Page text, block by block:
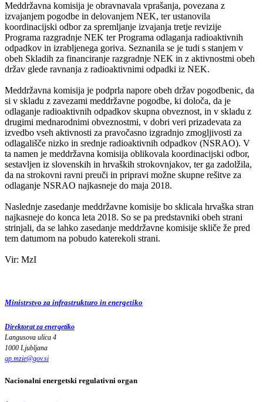
Meddržavna komisija je obravnavala vprašanja, povezana z
izvajanjem pogodbe in delovanjem NEK, ter ustanovila
koordinacijski odbor za spremljanje izvajanja tretje revizije
Programa razgradnje NEK ter Programa odlaganja radioaktivnih
odpadkov in izrabljenega goriva. Seznanila se je tudi s stanjem v
obeh Skladih za financiranje razgradnje NEK in z aktivnostmi obeh
držav glede ravnanja z radioaktivnimi odpadki iz NEK.
Meddržavna komisija je podprla napore obeh držav pogodbenic, da
si v skladu z zavezami meddržavne pogodbe, ki določa, da je
odlaganje radioaktivnih odpadkov skupna obveznost, in v skladu z
drugimi mednarodnimi obveznostmi, v dobri veri prizadevata za
izvedbo vseh aktivnosti za pravočasno izgradnjo zmogljivosti za
odlagališče nizko in srednje radioaktivnih odpadkov (NSRAO). V
ta namen je meddržavna komisija oblikovala koordinacijski odbor,
sestavljen iz slovenskih in hrvaških strokovnjakov, ter ga zadolžila,
da na strokovni ravni preuči in pripravi možne skupne rešitve za
odlaganje NSRAO najkasneje do maja 2018.
Naslednje zasedanje meddržavne komisije bo sklicala hrvaška stran
najkasneje do konca leta 2018. So se pa predstavniki obeh strani
strinjali, da se lahko zasedanje meddržavne komisije skliče že pred
tem datumom na pobudo katerekoli strani.
Vir: MzI
Ministrstvo za infrastrukturo in energetiko
Direktorat za energetiko
Langusova ulica 4
1000 Ljubljana
gp.mzie@gov.si
Nacionalni energetski regulativni organ